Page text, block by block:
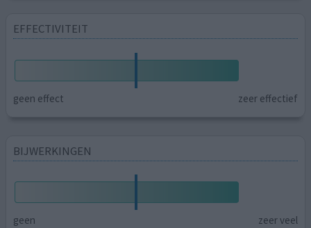
EFFECTIVITEIT
geen effect zeer effectief
BIJWERKINGEN
geen
zeer veel